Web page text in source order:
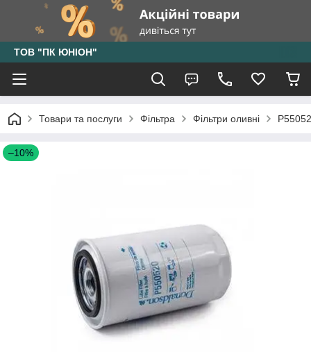
ТОВ "ПК ЮНІОН"
Товари та послуги Фільтра Фільтри оливні
–10%